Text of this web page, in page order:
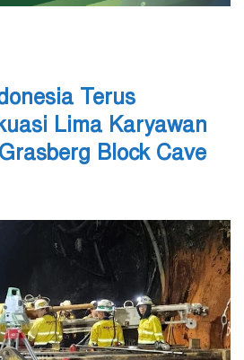
Terus
Lima Karyawan
Block Cave